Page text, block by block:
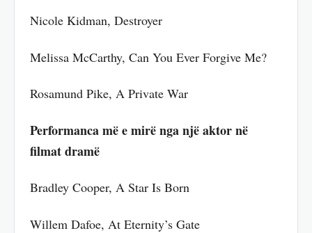
Nicole Kidman, Destroyer
Melissa McCarthy, Can You Ever Forgive Me?
Rosamund Pike, A Private War
Performanca më e mirë nga një aktor në
filmat dramë
Bradley Cooper, A Star Is Born
Willem Dafoe, At Eternity’s Gate